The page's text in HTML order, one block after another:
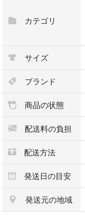
カテゴリ
サイズ
ブランド
商品の状態
配送料の負担
配送方法
発送日の目安
発送元の地域